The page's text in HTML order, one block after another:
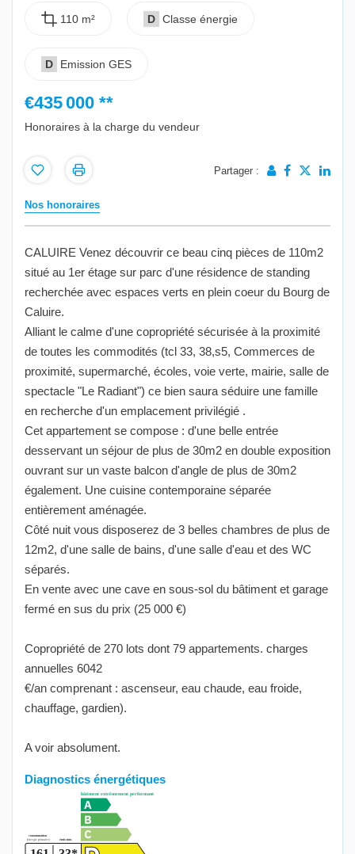
110 m² D Classe énergie
D Emission GES
€435 000 **
Honoraires à la charge du vendeur
Partager :
Nos honoraires
CALUIRE Venez découvrir ce beau cinq pièces de 110m2
situé au 1er étage sur parc d'une résidence de standing
recherchée avec espaces verts en plein coeur du Bourg de
Caluire.
Alliant le calme d'une copropriété sécurisée à la proximité
de toutes les commodités (tcl 33, 38,s5, Commerces de
proximité, supermarché, écoles, voie verte, mairie, salle de
spectacle "Le Radiant") ce bien saura séduire une famille
en recherche d'un emplacement privilégié .
Cet appartement se compose : d'une belle entrée
desservant un séjour de plus de 30m2 en double exposition
ouvrant sur un vaste balcon d'angle de plus de 30m2
également. Une cuisine contemporaine séparée
entièrement aménagée.
Côté nuit vous disposerez de 3 belles chambres de plus de
12m2, d'une salle de bains, d'une salle d'eau et des WC
séparés.
En vente avec une cave en sous-sol du bâtiment et garage
fermé en sus du prix (25 000 €)
Copropriété de 270 lots dont 79 appartements. charges
annuelles 6042
€/an comprenant : ascenseur, eau chaude, eau froide,
chauffage, gardien).
A voir absolument.
Diagnostics énergétiques